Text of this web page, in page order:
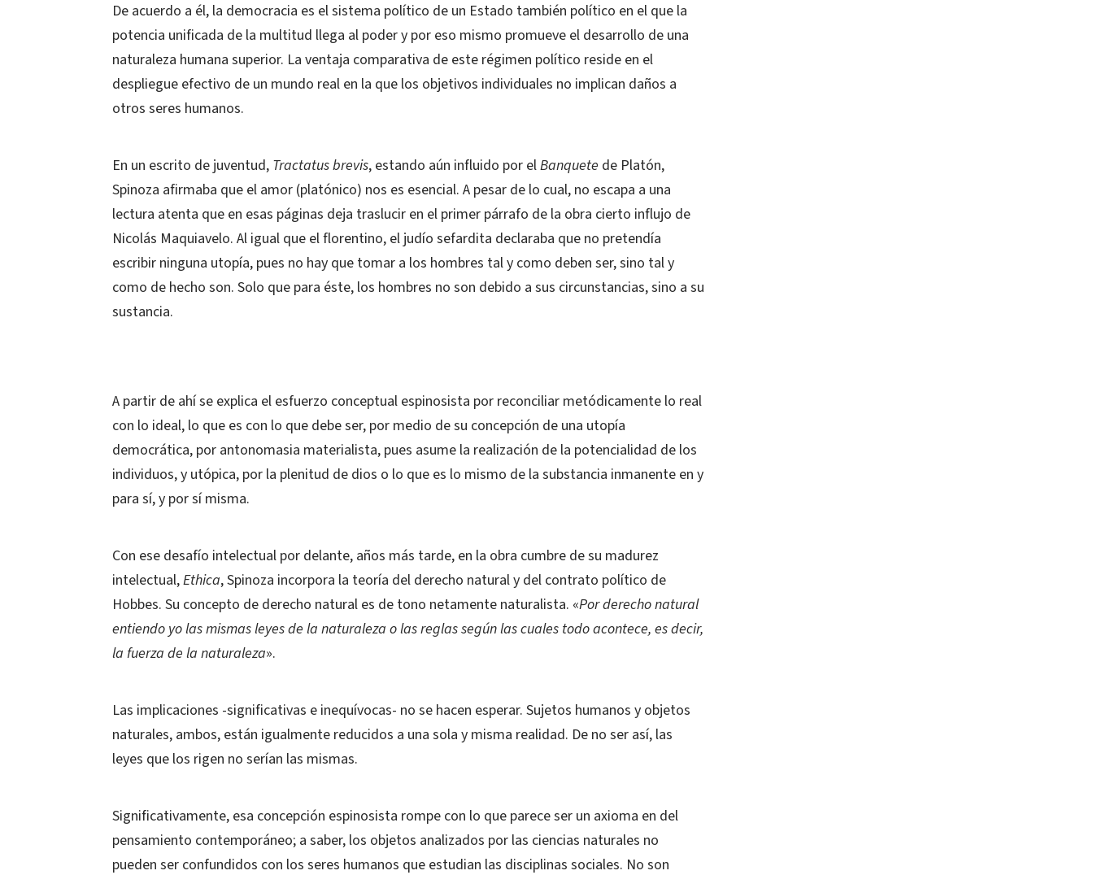
De acuerdo a él, la democracia es el sistema político de un Estado también político en el que la
potencia unificada de la multitud llega al poder y por eso mismo promueve el desarrollo de una
naturaleza humana superior. La ventaja comparativa de este régimen político reside en el
despliegue efectivo de un mundo real en la que los objetivos individuales no implican daños a
otros seres humanos.
En un escrito de juventud, Tractatus brevis, estando aún influido por elBanquete de Platón,
Spinoza afirmaba que el amor (platónico) nos es esencial. A pesar de lo cual, no escapa a una
lectura atenta que en esas páginas deja traslucir en el primer párrafo de la obra cierto influjo de
Nicolás Maquiavelo. Al igual que el florentino, el judío sefardita declaraba que no pretendía
escribir ninguna utopía, pues no hay que tomar a los hombres tal y como deben ser, sino tal y
como de hecho son. Solo que para éste, los hombres no son debido a sus circunstancias, sino a su
sustancia.
A partir de ahí se explica el esfuerzo conceptual espinosista por reconciliar metódicamente lo real
con lo ideal, lo que es con lo que debe ser, por medio de su concepción de una utopía
democrática, por antonomasia materialista, pues asume la realización de la potencialidad de los
individuos, y utópica, por la plenitud de dios o lo que es lo mismo de la substancia inmanente en y
para sí, y por sí misma.
Con ese desafío intelectual por delante, años más tarde, en la obra cumbre de su madurez
intelectual,Ethica, Spinoza incorpora la teoría del derecho natural y del contrato político de
Hobbes. Su concepto de derecho natural es de tono netamente naturalista. «Por derecho natural
entiendo yo las mismas leyes de la naturaleza o las reglas según las cuales todo acontece, es decir,
la fuerza de la naturaleza».
Las implicaciones -significativas e inequívocas- no se hacen esperar. Sujetos humanos y objetos
naturales, ambos, están igualmente reducidos a una sola y misma realidad. De no ser así, las
leyes que los rigen no serían las mismas.
Significativamente, esa concepción espinosista rompe con lo que parece ser un axioma en del
pensamiento contemporáneo; a saber, los objetos analizados por las ciencias naturales no
pueden ser confundidos con los seres humanos que estudian las disciplinas sociales. No son